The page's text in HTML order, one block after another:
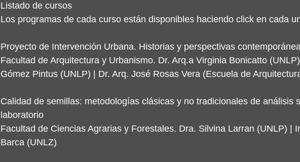
Listado de cursos
Los programas de cada curso están disponibles haciendo click en cada
Proyecto de Intervención Urbana. Historias y perspectivas
Facultad de Arquitectura y Urbanismo. Dr. Arq.a Virginia Bonicatto
Gómez Pintus (UNLP) | Dr. Arq. José Rosas Vera (Escuela de
Calidad de semillas: metodologías clásicas y no tradicionales de análisis
laboratorio
Facultad de Ciencias Agrarias y Forestales. Dra. Silvina Larran (UNLP) |
Barca (UNLZ)